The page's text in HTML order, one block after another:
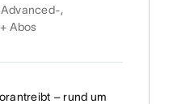
,
Abos
– rund um